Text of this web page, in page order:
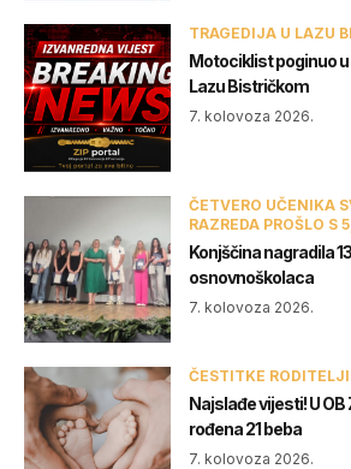
TRAGEDIJA U LAZU
Motociklist poginuo
Lazu Bistričkom
7. kolovoza 2026.
ČETVERO UČENIKA
RAZREDA PROŠLO S
Konjščina nagradila
osnovnoškolaca
7. kolovoza 2026.
ČESTITKE
Najslađe vijesti! U
rođena 21 beba
7. kolovoza 2026.